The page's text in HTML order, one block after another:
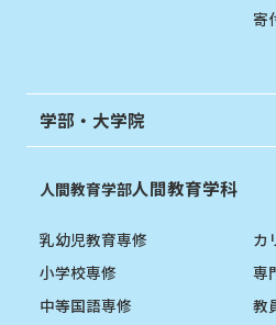
寄
学部・大学院
人間教育学部人間教育学科
乳幼児教育専修
小学校専修
中等国語専修
カ
専
教